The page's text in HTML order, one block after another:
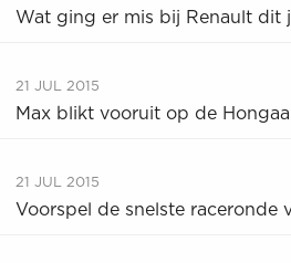
Wat ging er mis bij Renault dit
21 JUL 2015
Max blikt vooruit op de
21 JUL 2015
Voorspel de snelste raceronde